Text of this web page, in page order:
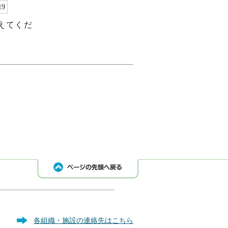
てくだ
各組織・施設の連絡先はこちら